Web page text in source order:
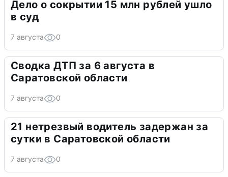
Дело о сокрытии 15 млн рублей ушло
в суд
7 августа 0
Сводка ДТП за 6 августа в
Саратовской области
7 августа 0
21 нетрезвый водитель задержан за
сутки в Саратовской области
7 августа 0